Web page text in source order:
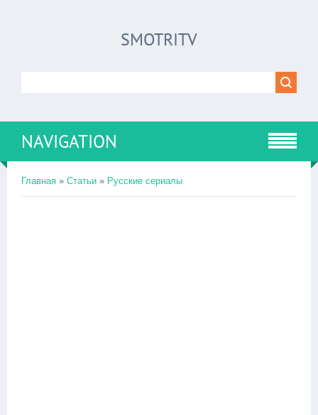
SMOTRITV
NAVIGATION
Главная » Статьи » Русские сериалы